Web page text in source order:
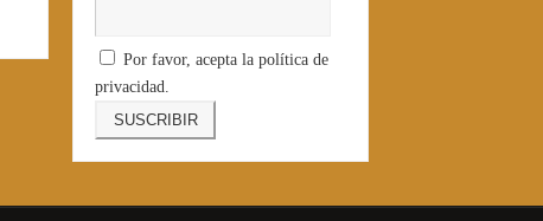
Por favor, acepta la política de
privacidad.